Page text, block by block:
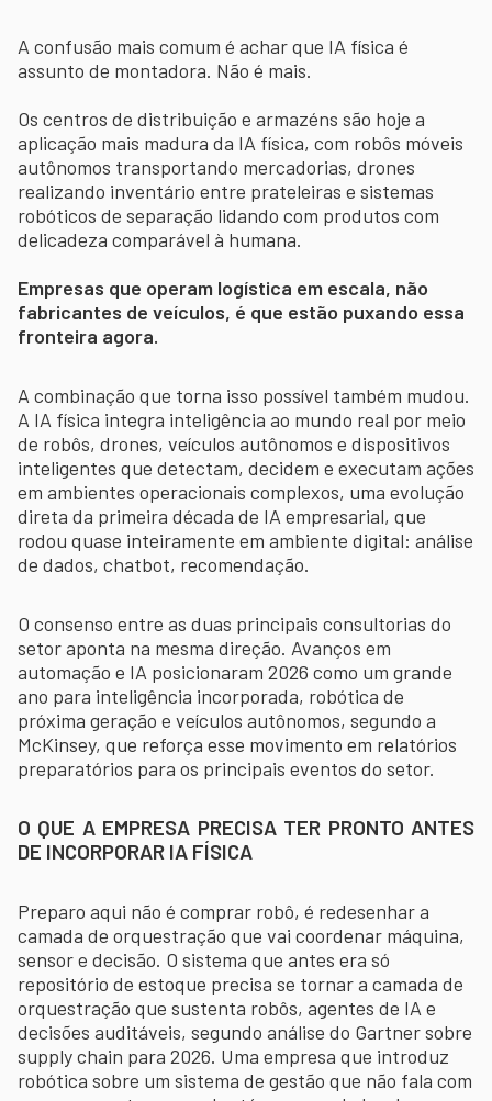
A confusão mais comum é achar que IA física é
assunto de montadora. Não é mais.
Os centros de distribuição e armazéns são hoje a
aplicação mais madura da IA física, com robôs móveis
autônomos transportando mercadorias, drones
realizando inventário entre prateleiras e sistemas
robóticos de separação lidando com produtos com
delicadeza comparável à humana.
Empresas que operam logística em escala, não
fabricantes de veículos, é que estão puxando essa
fronteira agora.
A combinação que torna isso possível também mudou.
A IA física integra inteligência ao mundo real por meio
de robôs, drones, veículos autônomos e dispositivos
inteligentes que detectam, decidem e executam ações
em ambientes operacionais complexos, uma evolução
direta da primeira década de IA empresarial, que
rodou quase inteiramente em ambiente digital: análise
de dados, chatbot, recomendação.
O consenso entre as duas principais consultorias do
setor aponta na mesma direção. Avanços em
automação e IA posicionaram 2026 como um grande
ano para inteligência incorporada, robótica de
próxima geração e veículos autônomos, segundo a
McKinsey, que reforça esse movimento em relatórios
preparatórios para os principais eventos do setor.
O QUE A EMPRESA PRECISA TER PRONTO ANTES
DE INCORPORAR IA FÍSICA
Preparo aqui não é comprar robô, é redesenhar a
camada de orquestração que vai coordenar máquina,
sensor e decisão. O sistema que antes era só
repositório de estoque precisa se tornar a camada de
orquestração que sustenta robôs, agentes de IA e
decisões auditáveis, segundo análise do Gartner sobre
supply chain para 2026. Uma empresa que introduz
robótica sobre um sistema de gestão que não fala com